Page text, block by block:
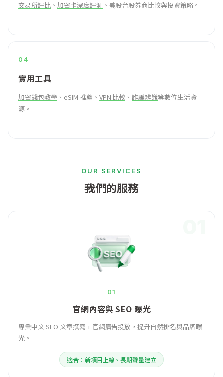
交易所評比 、 加密卡深度評測 、美股台股券商比較與投資策略。
04
實用工具
加密錢包教學 、eSIM 推薦、 VPN 比較 、 詐騙辨識等數位生活資
源。
OUR SERVICES
我們的服務
01
官網內容與 SEO 曝光
專業中文 SEO 文章撰寫 + 官網廣告投放，提升自然排名與品牌曝
光。
適合：新項目上線、長期聲量建立